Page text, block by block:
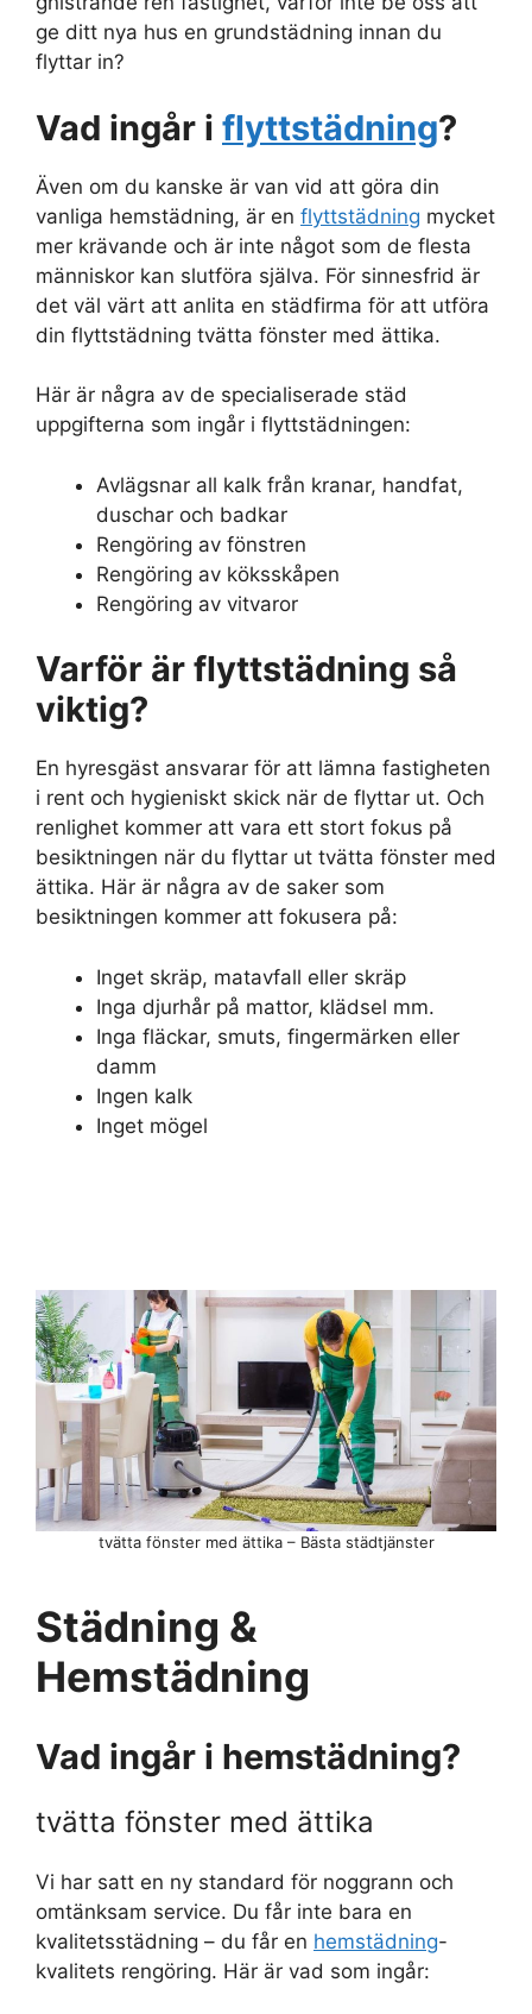
ge ditt nya hus en grundstädning innan du
flyttar in?
Vad ingår i flyttstädning?
Även om du kanske är van vid att göra din
vanliga hemstädning, är en flyttstädning mycket
mer krävande och är inte något som de flesta
människor kan slutföra själva. För sinnesfrid är
det väl värt att anlita en städfirma för att utföra
din flyttstädning tvätta fönster med ättika.
Här är några av de specialiserade städ
uppgifterna som ingår i flyttstädningen:
Avlägsnar all kalk från kranar, handfat,
duschar och badkar
Rengöring av fönstren
Rengöring av köksskåpen
Rengöring av vitvaror
Varför är flyttstädning så
viktig?
En hyresgäst ansvarar för att lämna fastigheten
i rent och hygieniskt skick när de flyttar ut. Och
renlighet kommer att vara ett stort fokus på
besiktningen när du flyttar ut tvätta fönster med
ättika. Här är några av de saker som
besiktningen kommer att fokusera på:
Inget skräp, matavfall eller skräp
Inga djurhår på mattor, klädsel mm.
Inga fläckar, smuts, fingermärken eller
damm
Ingen kalk
Inget mögel
tvätta fönster med ättika – Bästa städtjänster
Städning &
Hemstädning
Vad ingår i hemstädning?
tvätta fönster med ättika
Vi har satt en ny standard för noggrann och
omtänksam service. Du får inte bara en
kvalitetsstädning – du får en hemstädning-
kvalitets rengöring. Här är vad som ingår: